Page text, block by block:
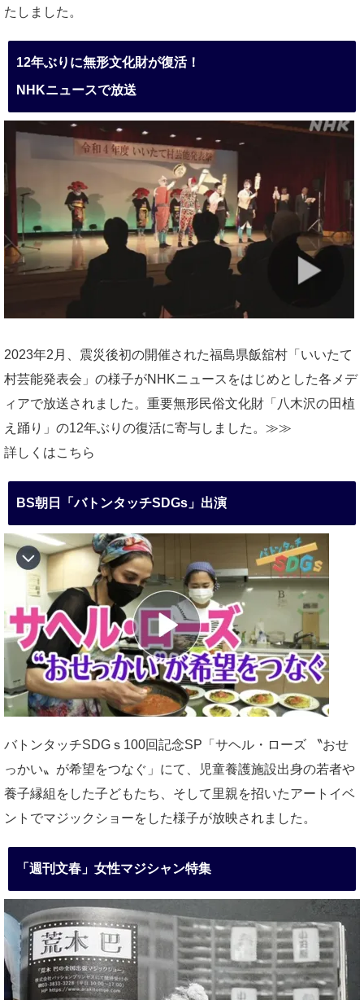
たしました。
12年ぶりに無形文化財が復活！
NHKニュースで放送
2023年2月、震災後初の開催された福島県飯舘村「いいたて
村芸能発表会」の様子がNHKニュースをはじめとした各メデ
ィアで放送されました。重要無形民俗文化財「八木沢の田植
え踊り」の12年ぶりの復活に寄与しました。≫≫
詳しくはこちら
BS朝日「バトンタッチSDGs」出演
バトンタッチSDGｓ100回記念SP「サヘル・ローズ 〝おせ
っかい〟が希望をつなぐ」にて、児童養護施設出身の若者や
養子縁組をした子どもたち、そして里親を招いたアートイベ
ントでマジックショーをした様子が放映されました。
「週刊文春」女性マジシャン特集